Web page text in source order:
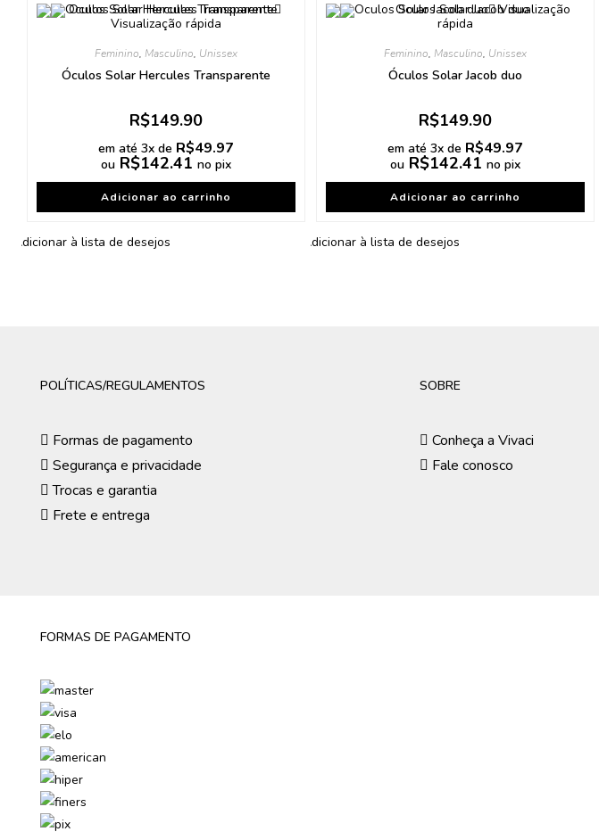
Visualização rápida
Feminino, Masculino, Unissex
Óculos Solar Hercules Transparente
R$149.90
em até 3x de R$49.97
ou R$142.41 no pix
Adicionar ao carrinho
Adicionar à lista de desejos
Visualização
rápida
Feminino, Masculino, Unissex
Óculos Solar Jacob duo
R$149.90
em até 3x de R$49.97
ou R$142.41 no pix
Adicionar ao carrinho
Adicionar à lista de desejos
POLÍTICAS/REGULAMENTOS
Formas de pagamento
Segurança e privacidade
Trocas e garantia
Frete e entrega
SOBRE
Conheça a Vivaci
Fale conosco
FORMAS DE PAGAMENTO